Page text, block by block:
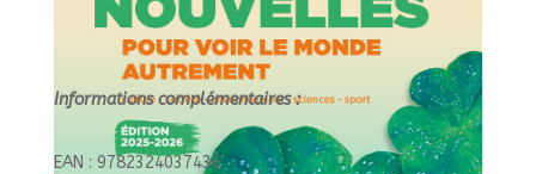
Informations complémentaires :
EAN : 9782324037436